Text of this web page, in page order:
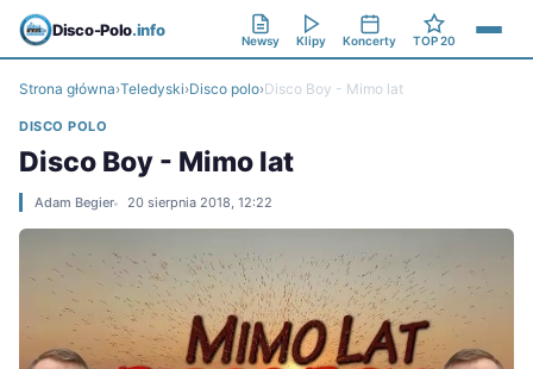
Disco-Polo.info
Newsy Klipy Koncerty TOP 20
Strona główna›Teledyski›Disco polo›Disco Boy - Mimo lat
DISCO POLO
Disco Boy - Mimo lat
Adam Begier 20 sierpnia 2018, 12:22